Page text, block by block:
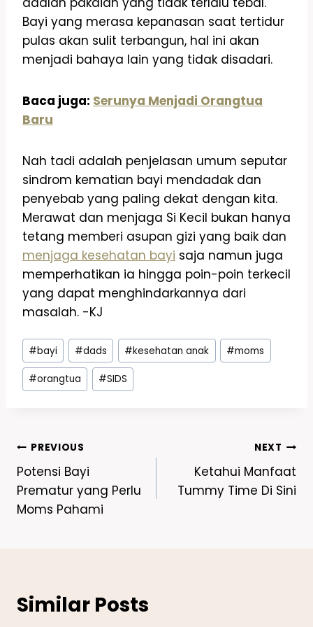
Bayi yang merasa kepanasan saat tertidur
pulas akan sulit terbangun, hal ini akan
menjadi bahaya lain yang tidak disadari.
Baca juga: Serunya Menjadi Orangtua
Baru
Nah tadi adalah penjelasan umum seputar
sindrom kematian bayi mendadak dan
penyebab yang paling dekat dengan kita.
Merawat dan menjaga Si Kecil bukan hanya
tetang memberi asupan gizi yang baik dan
menjaga kesehatan bayi saja namun juga
memperhatikan ia hingga poin-poin terkecil
yang dapat menghindarkannya dari
masalah. -KJ
#bayi #dads #kesehatan anak #moms
#orangtua #SIDS
PREVIOUS
Potensi Bayi
Prematur yang Perlu
Moms Pahami
NEXT
Ketahui Manfaat
Tummy Time Di Sini
Similar Posts